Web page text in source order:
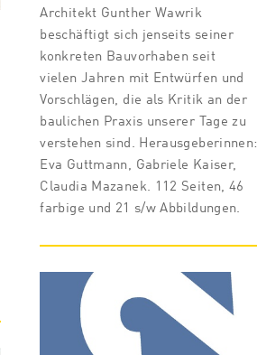
Architekt Gunther Wawrik
beschäftigt sich jenseits seiner
konkreten Bauvorhaben seit
vielen Jahren mit Entwürfen und
Vorschlägen, die als Kritik an der
baulichen Praxis unserer Tage zu
verstehen sind. Herausgeberinnen:
Eva Guttmann, Gabriele Kaiser,
Claudia Mazanek. 112 Seiten, 46
farbige und 21 s/w Abbildungen.